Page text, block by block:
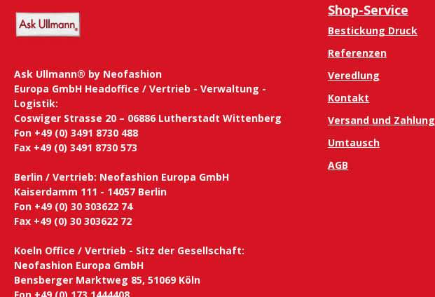
Ask Ullmann® by Neofashion
Europa GmbH Headoffice / Vertrieb - Verwaltung -
Logistik:
Coswiger Strasse 20 – 06886 Lutherstadt Wittenberg
Fon +49 (0) 3491 8730 488
Fax +49 (0) 3491 8730 573
Berlin / Vertrieb: Neofashion Europa GmbH
Kaiserdamm 111 - 14057 Berlin
Fon +49 (0) 30 303622 74
Fax +49 (0) 30 303622 72
Koeln Office / Vertrieb - Sitz der Gesellschaft:
Neofashion Europa GmbH
Bensberger Marktweg 85, 51069 Köln
Shop-Service
Bestickung Druck
Referenzen
Veredlung
Kontakt
Versand und Zahlung
Umtausch
AGB